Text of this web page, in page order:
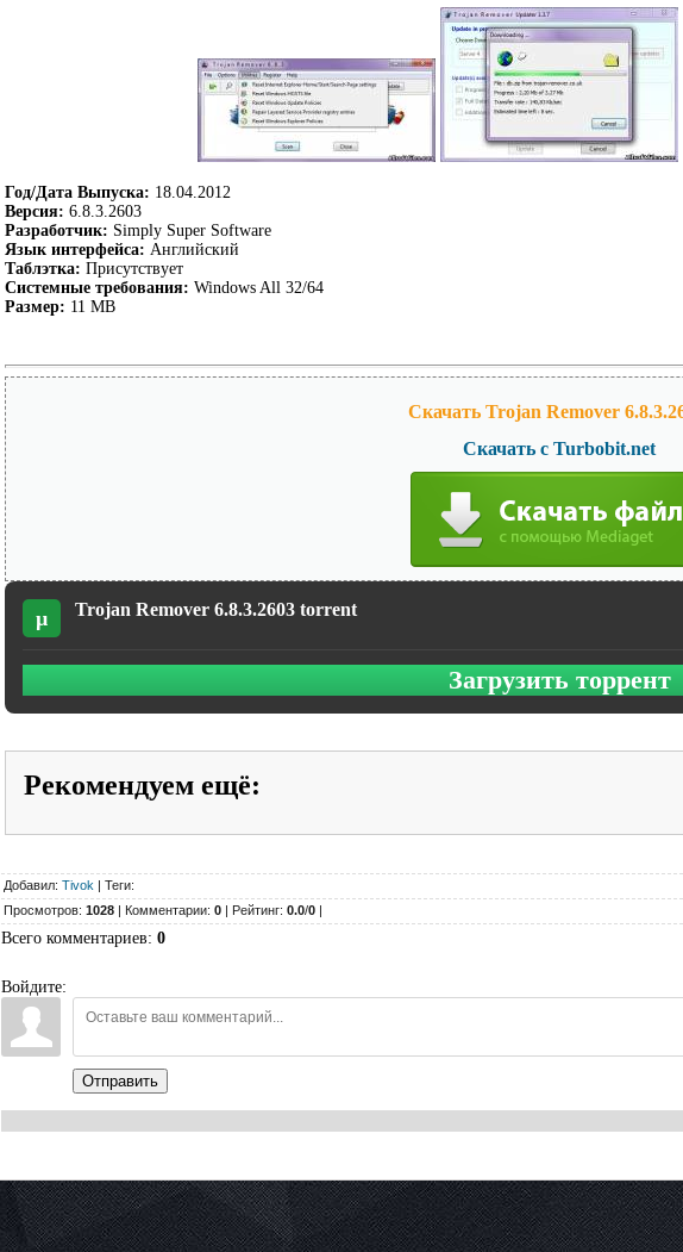
Год/Дата Выпуска: 18.04.2012
Версия: 6.8.3.2603
Разработчик: Simply Super Software
Язык интерфейса: Английский
Таблэтка: Присутствует
Системные требования: Windows All 32/64
Размер: 11 MB
Скачать Trojan Remover
Скачать с Turbobit.net
µ Trojan Remover 6.8.3.2603 torrent
Загрузить торрент
Рекомендуем ещё:
Добавил: Tivok | Теги:
Просмотров: 1028 | Комментарии: 0 | Рейтинг: 0.0/0 |
Всего комментариев: 0
Войдите:
Отправить